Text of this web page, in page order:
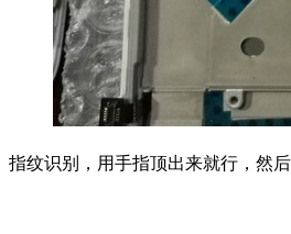
指纹识别，用手指顶出来就行，然后